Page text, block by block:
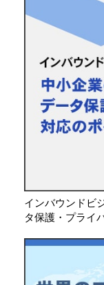
インバウンドビ
タ保護・プライ